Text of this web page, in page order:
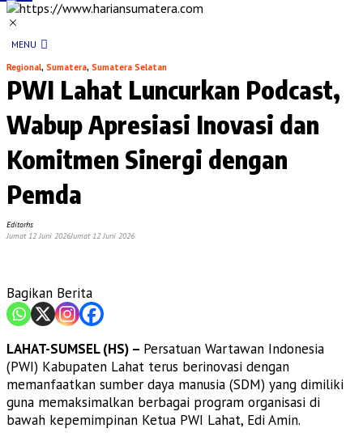
MENU
Regional, Sumatera, Sumatera Selatan
PWI Lahat Luncurkan Podcast,
Wabup Apresiasi Inovasi dan
Komitmen Sinergi dengan
Pemda
Editorhs
Jumat 12 Juni 2026Jumat 12 Juni 2026
Bagikan Berita
LAHAT-SUMSEL (HS) – Persatuan Wartawan Indonesia
(PWI) Kabupaten Lahat terus berinovasi dengan
memanfaatkan sumber daya manusia (SDM) yang dimiliki
guna memaksimalkan berbagai program organisasi di
bawah kepemimpinan Ketua PWI Lahat, Edi Amin.